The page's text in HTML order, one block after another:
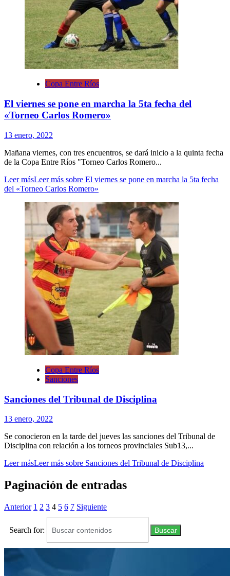
Copa Entre Ríos
El viernes se pone en marcha la 5ta fecha del
«Torneo Carlos Romero»
13 enero, 2022
Mañana viernes, con tres encuentros, se dará inicio a la quinta fecha
de la Copa Entre Ríos "Torneo Carlos Romero...
Leer másLeer más sobre El viernes se pone en marcha la 5ta fecha
del «Torneo Carlos Romero»
Copa Entre Ríos
Sanciones
Sanciones del Tribunal de Disciplina
13 enero, 2022
Se conocieron en la tarde del jueves las sanciones del Tribunal de
Disciplina con relación a los torneos provinciales Sub13,...
Leer másLeer más sobre Sanciones del Tribunal de Disciplina
Paginación de entradas
Anterior 1 2 3 4 5 6 7 Siguiente
Search for: Buscar